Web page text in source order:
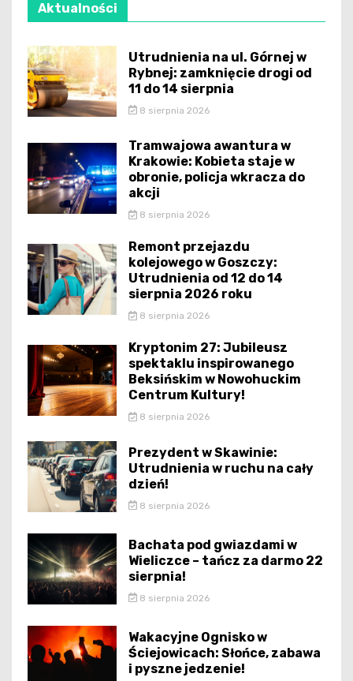
Aktualności
Utrudnienia na ul. Górnej w
Rybnej: zamknięcie drogi od
11 do 14 sierpnia
8 sierpnia 2026
Tramwajowa awantura w
Krakowie: Kobieta staje w
obronie, policja wkracza do
akcji
8 sierpnia 2026
Remont przejazdu
kolejowego w Goszczy:
Utrudnienia od 12 do 14
sierpnia 2026 roku
8 sierpnia 2026
Kryptonim 27: Jubileusz
spektaklu inspirowanego
Beksińskim w Nowohuckim
Centrum Kultury!
8 sierpnia 2026
Prezydent w Skawinie:
Utrudnienia w ruchu na cały
dzień!
8 sierpnia 2026
Bachata pod gwiazdami w
Wieliczce – tańcz za darmo 22
sierpnia!
8 sierpnia 2026
Wakacyjne Ognisko w
Ściejowicach: Słońce, zabawa
i pyszne jedzenie!